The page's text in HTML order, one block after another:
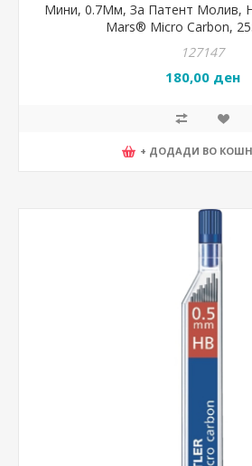
Мини, 0.7Мм, За Патент Молив,
Mars® Micro Carbon,
127147
180,00 ден
+ ДОДАДИ ВО